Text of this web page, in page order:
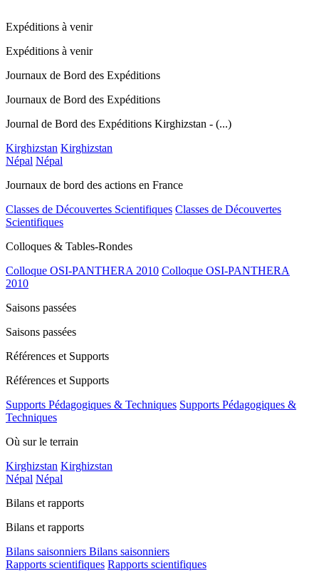
Expéditions à venir
Expéditions à venir
Journaux de Bord des Expéditions
Journaux de Bord des Expéditions
Journal de Bord des Expéditions Kirghizstan - (...)
Kirghizstan Kirghizstan
Népal Népal
Journaux de bord des actions en France
Classes de Découvertes Scientifiques Classes de Découvertes
Scientifiques
Colloques & Tables-Rondes
Colloque OSI-PANTHERA 2010 Colloque OSI-PANTHERA
2010
Saisons passées
Saisons passées
Références et Supports
Références et Supports
Supports Pédagogiques & Techniques Supports Pédagogiques &
Techniques
Où sur le terrain
Kirghizstan Kirghizstan
Népal Népal
Bilans et rapports
Bilans et rapports
Bilans saisonniers Bilans saisonniers
Rapports scientifiques Rapports scientifiques